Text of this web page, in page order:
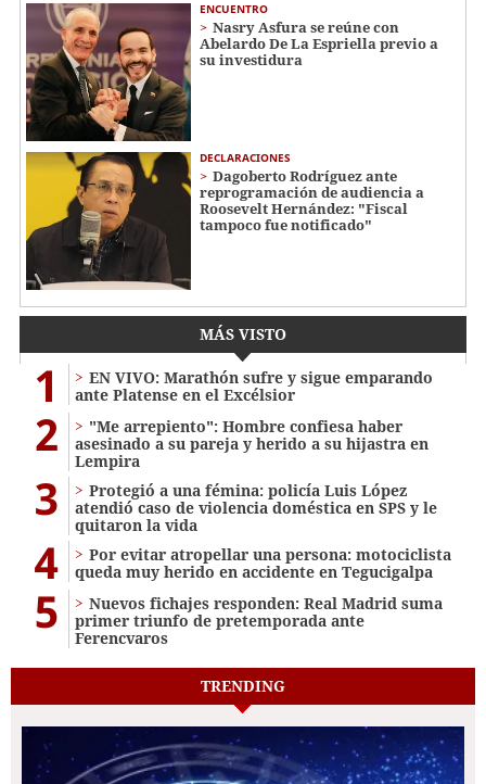
ENCUENTRO
Nasry Asfura se reúne con
Abelardo De La Espriella previo a
su investidura
DECLARACIONES
Dagoberto Rodríguez ante
reprogramación de audiencia a
Roosevelt Hernández: "Fiscal
tampoco fue notificado"
MÁS VISTO
1
EN VIVO: Marathón sufre y sigue emparando
ante Platense en el Excélsior
2
"Me arrepiento": Hombre confiesa haber
asesinado a su pareja y herido a su hijastra en
Lempira
3
Protegió a una fémina: policía Luis López
atendió caso de violencia doméstica en SPS y le
quitaron la vida
4
Por evitar atropellar una persona: motociclista
queda muy herido en accidente en Tegucigalpa
5
Nuevos fichajes responden: Real Madrid suma
primer triunfo de pretemporada ante
Ferencvaros
TRENDING